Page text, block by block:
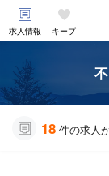
求人情報 キープ
18 件の求人